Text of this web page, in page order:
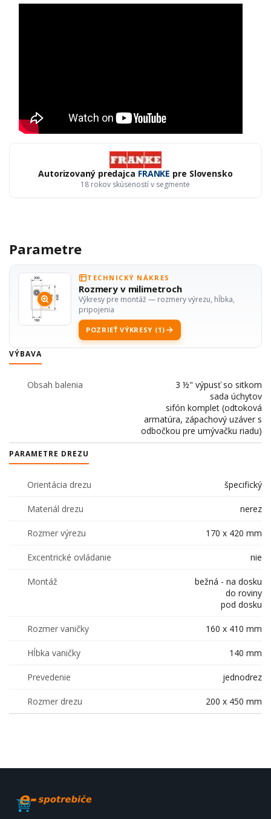
Autorizovaný predajca FRANKE pre Slovensko
18 rokov skúseností v segmente
Parametre
TECHNICKÝ NÁKRES
Rozmery v milimetroch
Výkresy pre montáž — rozmery výrezu, hĺbka,
pripojenia
POZRIEŤ VÝKRESY (1)
VÝBAVA
Obsah balenia
3 ½" výpusť so sitkom
sada úchytov
sifón komplet (odtoková
armatúra, zápachový uzáver s
odbočkou pre umývačku riadu)
PARAMETRE DREZU
Orientácia drezu špecifický
Materiál drezu nerez
Rozmer výrezu 170 x 420 mm
Excentrické ovládanie nie
Montáž
bežná - na dosku
do roviny
pod dosku
Rozmer vaničky 160 x 410 mm
Hĺbka vaničky 140 mm
Prevedenie jednodrez
Rozmer drezu 200 x 450 mm